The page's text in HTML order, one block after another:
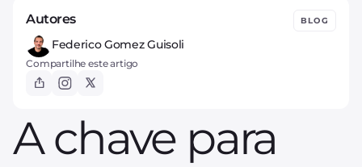
Autores BLOG
Federico Gomez Guisoli
Compartilhe este artigo
A chave para